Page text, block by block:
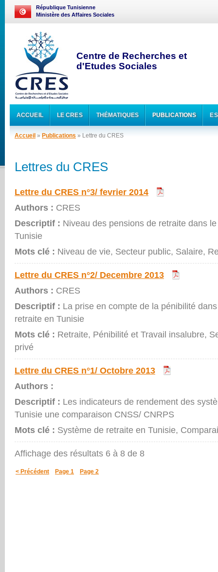
République Tunisienne
Ministère des Affaires Sociales
Centre de Recherches et
d'Etudes Sociales
ACCUEIL LE CRES THÉMATIQUES PUBLICATIONS
Accueil » Publications » Lettre du CRES
Lettres du CRES
Lettre du CRES n°3/ fevrier 2014
Authors : CRES
Descriptif : Niveau des pensions de retraite dans
Tunisie
Mots clé : Niveau de vie, Secteur public, Salaire,
Lettre du CRES n°2/ Decembre 2013
Authors : CRES
Descriptif : La prise en compte de la pénibilité
retraite en Tunisie
Mots clé : Retraite, Pénibilité et Travail insalubre,
privé
Lettre du CRES n°1/ Octobre 2013
Authors :
Descriptif : Les indicateurs de rendement des
Tunisie une comparaison CNSS/ CNRPS
Mots clé : Système de retraite en Tunisie,
Affichage des résultats 6 à 8 de 8
< Précédent Page 1 Page 2